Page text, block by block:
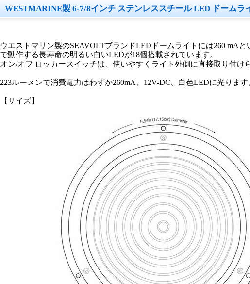
WESTMARINE製 6-7/8インチ ステンレススチール LED ドーム
ウエストマリン製のSEAVOLTブランドLEDドームライトには260 mAと
で動作する長寿命の明るい白いLEDが18個搭載されています。
オン/オフ ロッカースイッチは、使いやすくライト外側に直接取り付け
223ルーメンで消費電力はわずか260mA、12V-DC、白色LEDに光ります
【サイズ】